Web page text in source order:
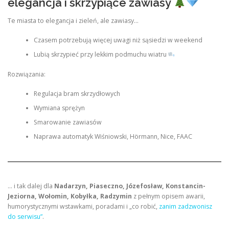
Te miasta to elegancja i zieleń, ale zawiasy…
Czasem potrzebują więcej uwagi niż sąsiedzi w weekend
Lubią skrzypieć przy lekkim podmuchu wiatru
Rozwiązania:
Regulacja bram skrzydłowych
Wymiana sprężyn
Smarowanie zawiasów
Naprawa automatyk Wiśniowski, Hörmann, Nice, FAAC
… i tak dalej dla Nadarzyn, Piaseczno, Józefosław, Konstancin-
Jeziorna, Wołomin, Kobyłka, Radzymin z pełnym opisem awarii,
humorystycznymi wstawkami, poradami i „co robić, zanim zadzwonisz
do serwisu”.